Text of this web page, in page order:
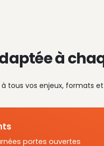
à
à tous vos enjeux, formats
portes ouvertes